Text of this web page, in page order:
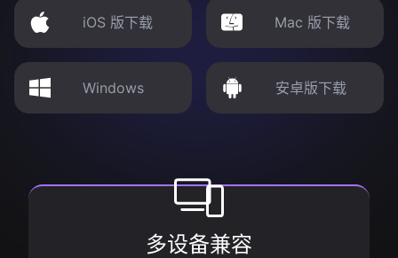
iOS 版下载 Mac 版下载
Windows 安卓版下载
多设备兼容